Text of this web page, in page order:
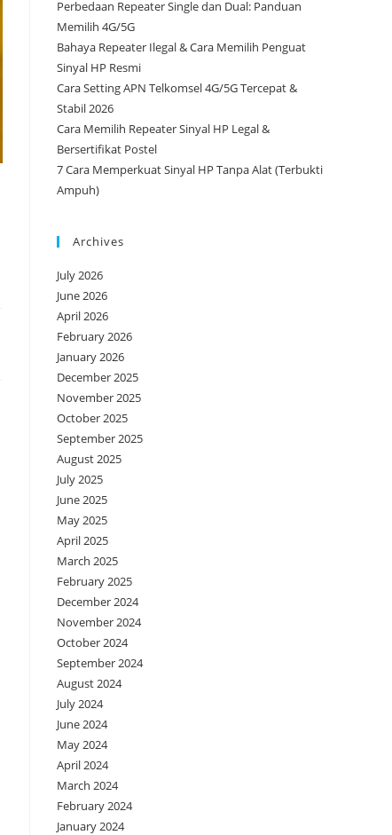
Perbedaan Repeater Single dan Dual: Panduan
Memilih 4G/5G
Bahaya Repeater Ilegal & Cara Memilih Penguat
Sinyal HP Resmi
Cara Setting APN Telkomsel 4G/5G Tercepat &
Stabil 2026
Cara Memilih Repeater Sinyal HP Legal &
Bersertifikat Postel
7 Cara Memperkuat Sinyal HP Tanpa Alat (Terbukti
Ampuh)
Archives
July 2026
June 2026
April 2026
February 2026
January 2026
December 2025
November 2025
October 2025
September 2025
August 2025
July 2025
June 2025
May 2025
April 2025
March 2025
February 2025
December 2024
November 2024
October 2024
September 2024
August 2024
July 2024
June 2024
May 2024
April 2024
March 2024
February 2024
January 2024